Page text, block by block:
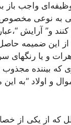
واجب باز
به نوعى مخصوص
و” آرايش
اين ضميمه
و يا رنگهاى
بيننده مجذوب
و اولاد “به
از يكى از